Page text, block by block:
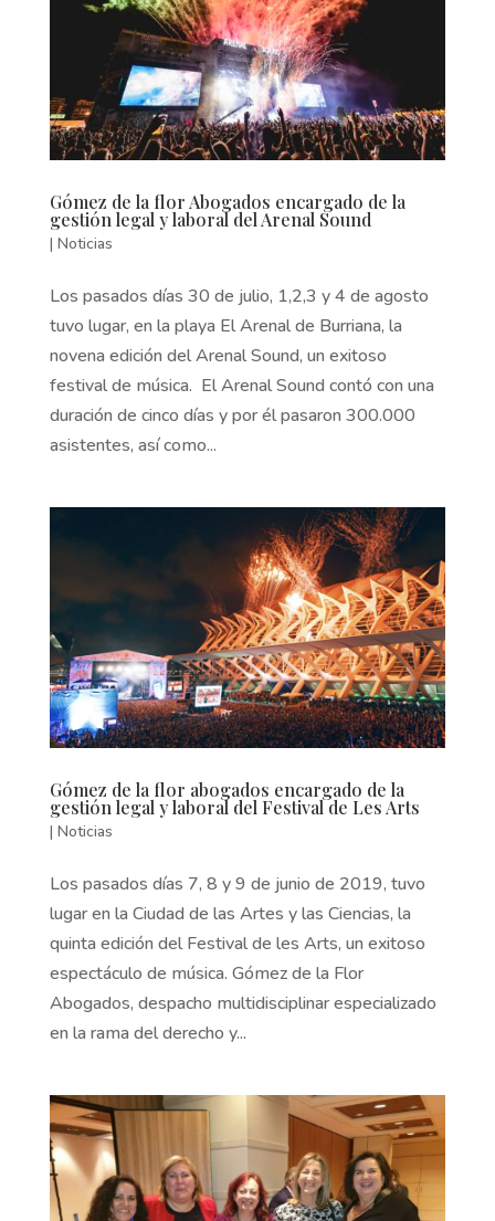
Gómez de la flor Abogados encargado de la
gestión legal y laboral del Arenal Sound
| Noticias
Los pasados días 30 de julio, 1,2,3 y 4 de agosto
tuvo lugar, en la playa El Arenal de Burriana, la
novena edición del Arenal Sound, un exitoso
festival de música. El Arenal Sound contó con una
duración de cinco días y por él pasaron 300.000
asistentes, así como...
Gómez de la flor abogados encargado de la
gestión legal y laboral del Festival de Les Arts
| Noticias
Los pasados días 7, 8 y 9 de junio de 2019, tuvo
lugar en la Ciudad de las Artes y las Ciencias, la
quinta edición del Festival de les Arts, un exitoso
espectáculo de música. Gómez de la Flor
Abogados, despacho multidisciplinar especializado
en la rama del derecho y...